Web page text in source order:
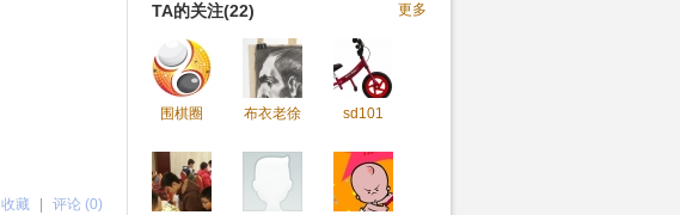
更多
TA的关注(22)
围棋圈 布衣老徐 sd101
收藏 评论 (0)